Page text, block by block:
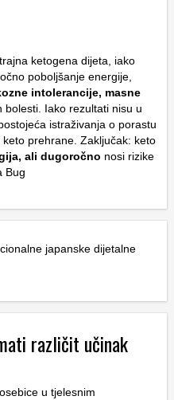
ketogena dijeta, iako
poboljšanje energije,
intolerancije, masne
bolesti. Iako rezultati nisu u
istraživanja o porastu
prehrane. Zaključak: keto
ali dugoročno nosi rizike
Bug
japanske dijetalne
različit učinak
u tjelesnim